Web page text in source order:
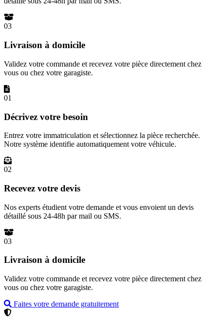
03
Livraison à domicile
Validez votre commande et recevez votre pièce directement chez
vous ou chez votre garagiste.
01
Décrivez votre besoin
Entrez votre immatriculation et sélectionnez la pièce recherchée.
Notre système identifie automatiquement votre véhicule.
02
Recevez votre devis
Nos experts étudient votre demande et vous envoient un devis
détaillé sous 24-48h par mail ou SMS.
03
Livraison à domicile
Validez votre commande et recevez votre pièce directement chez
vous ou chez votre garagiste.
Faites votre demande gratuitement